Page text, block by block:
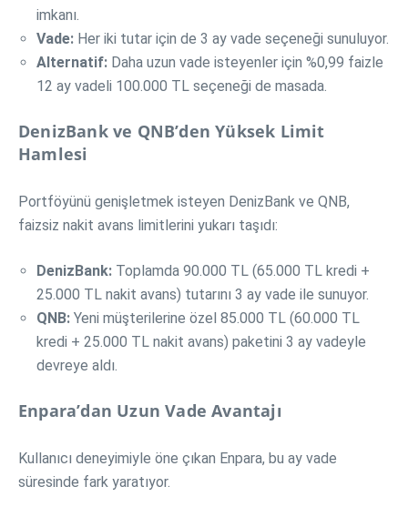
imkanı.
Vade: Her iki tutar için de 3 ay vade seçeneği sunuluyor.
Alternatif: Daha uzun vade isteyenler için %0,99 faizle
12 ay vadeli 100.000 TL seçeneği de masada.
DenizBank ve QNB’den Yüksek Limit
Hamlesi
Portföyünü genişletmek isteyen DenizBank ve QNB,
faizsiz nakit avans limitlerini yukarı taşıdı:
DenizBank: Toplamda 90.000 TL (65.000 TL kredi +
25.000 TL nakit avans) tutarını 3 ay vade ile sunuyor.
QNB: Yeni müşterilerine özel 85.000 TL (60.000 TL
kredi + 25.000 TL nakit avans) paketini 3 ay vadeyle
devreye aldı.
Enpara’dan Uzun Vade Avantajı
Kullanıcı deneyimiyle öne çıkan Enpara, bu ay vade
süresinde fark yaratıyor.